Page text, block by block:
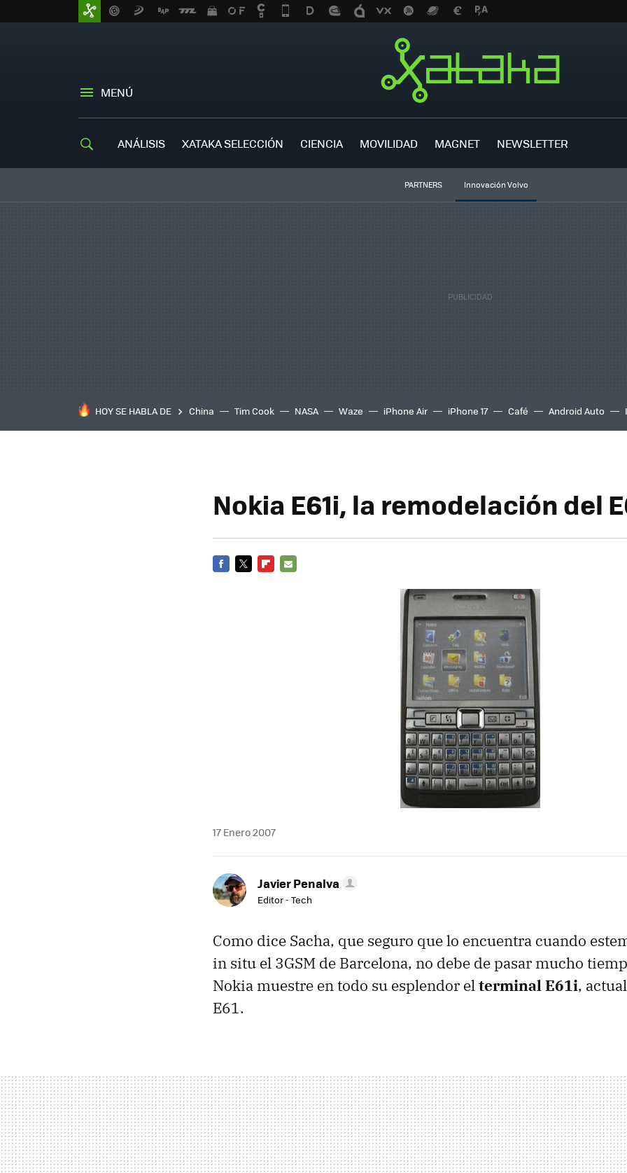
MENÚ
ANÁLISIS XATAKA SELECCIÓN CIENCIA MOVILIDAD MAGNET NEWSLETTER
PARTNERS Innovación Volvo
HOY SE HABLA DE China Tim Cook NASA Waze iPhone Air iPhone 17 Café Android Auto
Nokia E61i, la remodelación del
17 Enero 2007
Javier Penalva
Editor - Tech
Como dice Sacha, que seguro que lo encuentra cuando
in situ el 3GSM de Barcelona, no debe de pasar mucho
Nokia muestre en todo su esplendor elterminal E61i,
E61.